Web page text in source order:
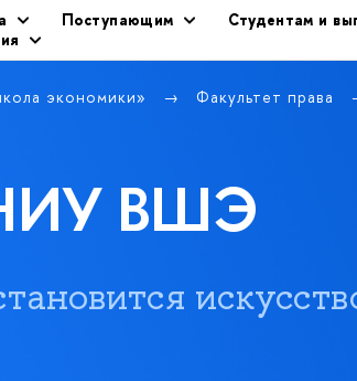
Поступающим
Студентам и
экономики» Факультет права
НИУ ВШЭ